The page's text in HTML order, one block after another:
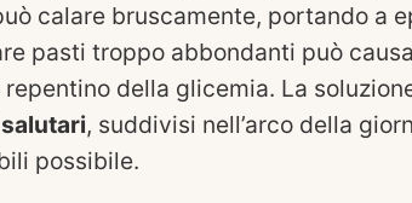
calare bruscamente, portando a
pasti troppo abbondanti può
repentino della glicemia. La
, suddivisi nell’arco della
possibile.